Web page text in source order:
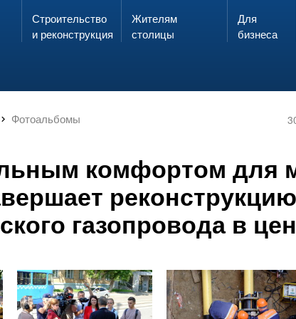
Запах
Строительство
и реконструкция
Жителям
столицы
Для
бизнеса
Фотоальбомы
комфортом для
реконструкцию
газопровода в